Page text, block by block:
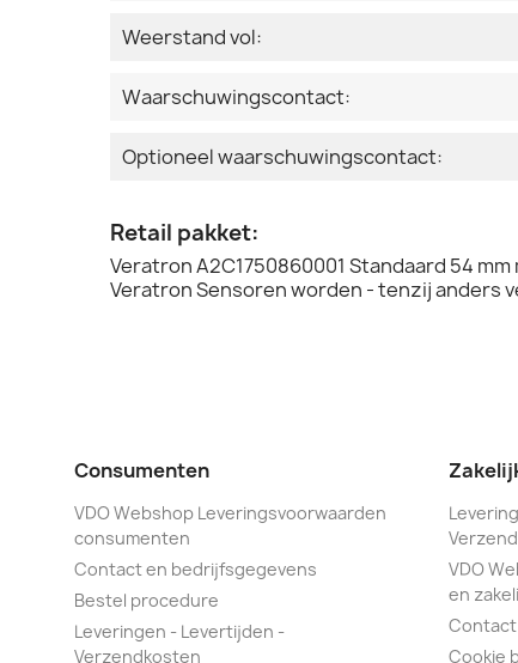
Weerstand vol:
Waarschuwingscontact:
Optioneel waarschuwingscontact:
Retail pakket:
Veratron A2C1750860001 Standaard 54
Veratron Sensoren worden - tenzij anders
Consumenten
VDO Webshop Leveringsvoorwaarden
consumenten
Contact en bedrijfsgegevens
Bestel procedure
Leveringen - Levertijden -
Verzendkosten
VDO
en
Cookie